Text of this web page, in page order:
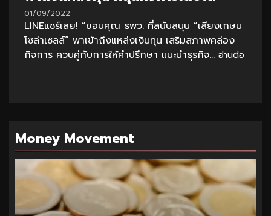
01/09/2022
LINEแชร์เลย! “ขอบคุณ ธพว. ที่สนับสนุน “เสียงเกษม
โซล่าเซลล์” พาเข้าถึงแหล่งเงินทุน เสริมสภาพคล่อง
กิจการ ควบคู่กับการให้คำปรึกษา แนะนำธุรกิจ... อ่านต่อ
Money Movement